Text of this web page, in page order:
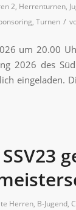
2, Herrenturnen,
, Turnen /
um 20.00
2026 des
eingeladen.
Herren, B-Jugend,